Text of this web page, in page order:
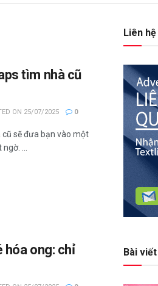
tìm nhà cũ
ON 25/07/2025 0
sẽ đưa bạn vào một
...
hóa ong: chỉ
Liên
Bài